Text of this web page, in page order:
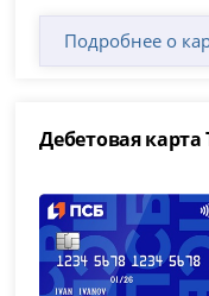
Подробнее о
Дебетовая